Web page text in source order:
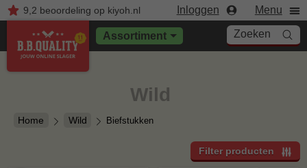
9,2 beoordelingop kiyoh.nl Inloggen Menu
Assortiment Zoeken
Home Wild Biefstukken
Wild
Filter producten